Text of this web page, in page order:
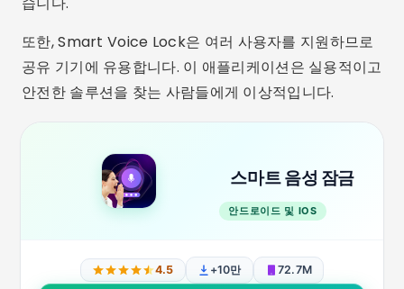
또한, Smart Voice Lock은 여러 사용자를 지원하므로
공유 기기에 유용합니다. 이 애플리케이션은 실용적이고
안전한 솔루션을 찾는 사람들에게 이상적입니다.
스마트 음성 잠금
안드로이드 및 IOS
4.5 +10만 72.7M